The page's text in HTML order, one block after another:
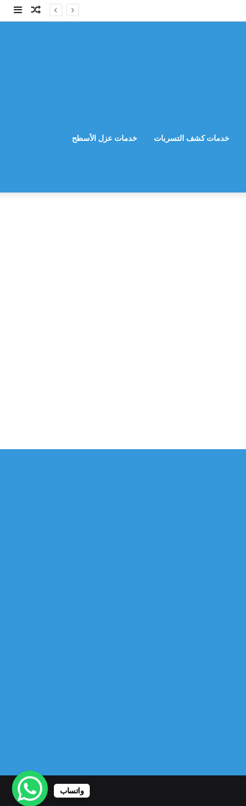
مقال
خدمات كشف التسربات خدمات عزل الأسطح
واتساب